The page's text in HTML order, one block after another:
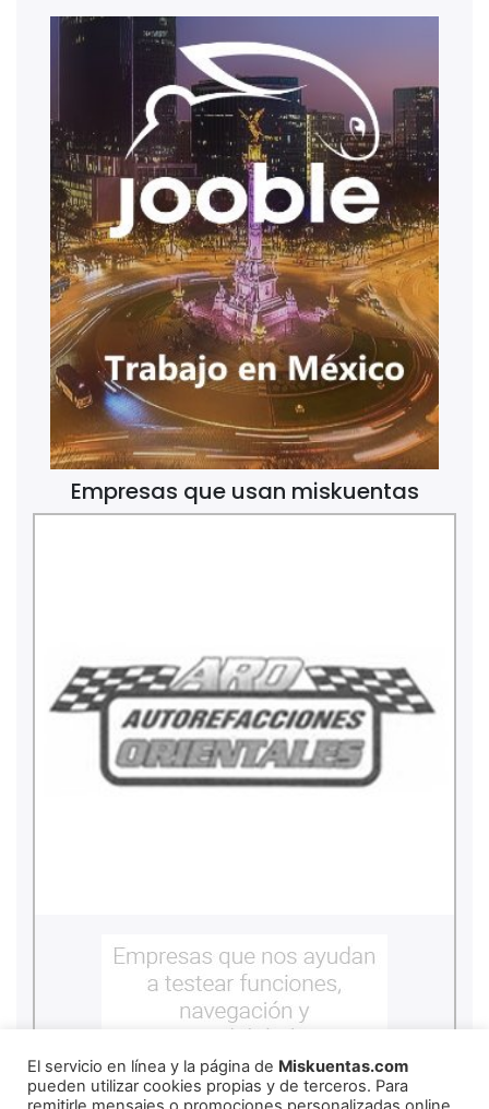
Empresas que usan miskuentas
El servicio en línea y la página de Miskuentas.com
pueden utilizar cookies propias y de terceros. Para